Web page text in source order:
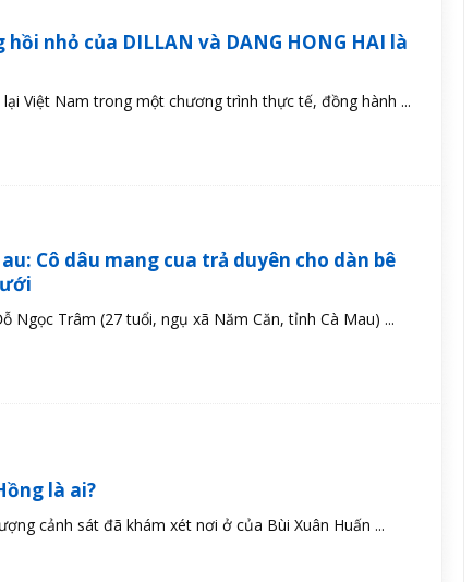
nhỏ của DILLAN và DANG HONG HAI là
lại Việt Nam trong một chương trình thực tế, đồng hành ...
Cô dâu mang cua trả duyên cho dàn bê
Ngọc Trâm (27 tuổi, ngụ xã Năm Căn, tỉnh Cà Mau) ...
là ai?
cảnh sát đã khám xét nơi ở của Bùi Xuân Huấn ...